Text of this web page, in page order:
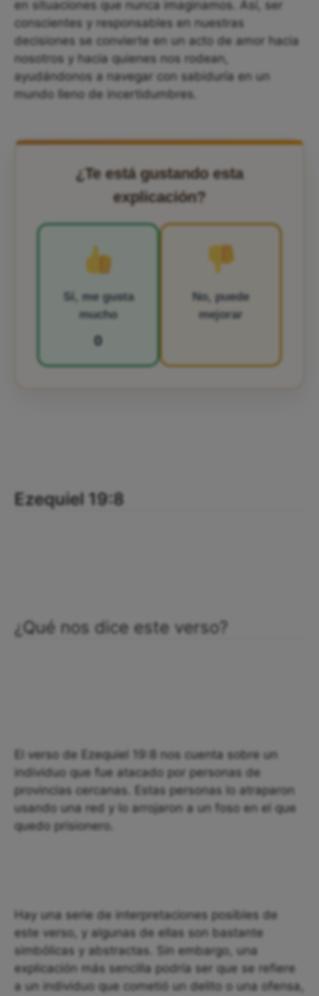
en situaciones que nunca imaginamos. Así, ser
conscientes y responsables en nuestras
decisiones se convierte en un acto de amor hacia
nosotros y hacia quienes nos rodean,
ayudándonos a navegar con sabiduría en un
mundo lleno de incertidumbres.
¿Te está gustando esta
explicación?
Sí, me gusta
mucho
0
No, puede
mejorar
Ezequiel 19:8
¿Qué nos dice este verso?
El verso de Ezequiel 19:8 nos cuenta sobre un
individuo que fue atacado por personas de
provincias cercanas. Estas personas lo atraparon
usando una red y lo arrojaron a un foso en el que
quedo prisionero.
Hay una serie de interpretaciones posibles de
este verso, y algunas de ellas son bastante
simbólicas y abstractas. Sin embargo, una
explicación más sencilla podría ser que se refiere
a un individuo que cometió un delito o una ofensa,